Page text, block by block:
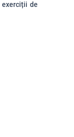
de